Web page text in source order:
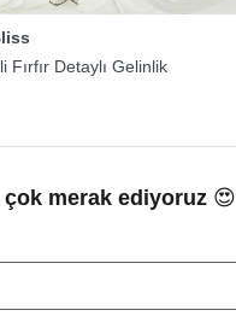
Fırfır Detaylı Gelinlik
merak ediyoruz 😍